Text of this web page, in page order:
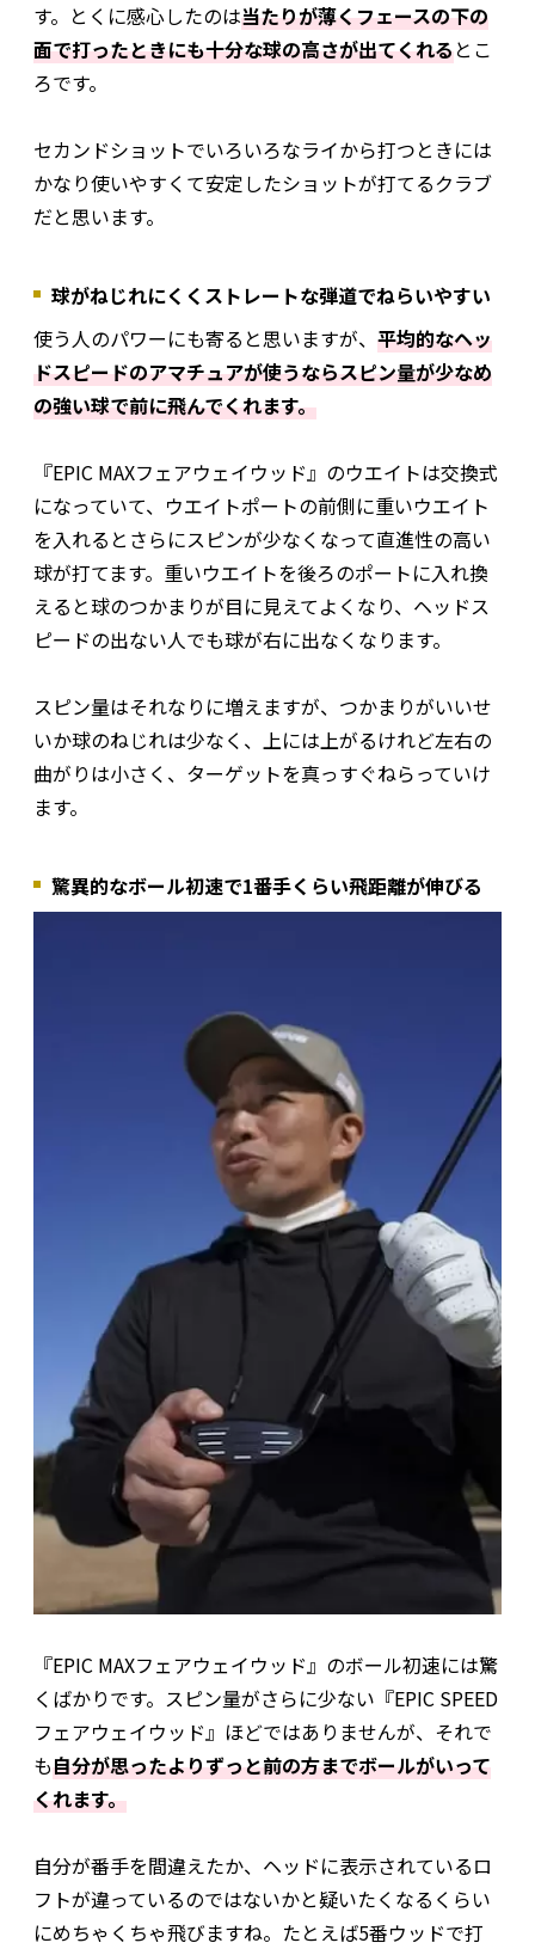
す。とくに感心したのは当たりが薄くフェースの下の
面で打ったときにも十分な球の高さが出てくれるとこ
ろです。
セカンドショットでいろいろなライから打つときには
かなり使いやすくて安定したショットが打てるクラブ
だと思います。
球がねじれにくくストレートな弾道でねらいやすい
使う人のパワーにも寄ると思いますが、 平均的なヘッ
ドスピードのアマチュアが使うならスピン量が少なめ
の強い球で前に飛んでくれます。
『EPIC MAXフェアウェイウッド』のウエイトは交換式
になっていて、ウエイトポートの前側に重いウエイト
を入れるとさらにスピンが少なくなって直進性の高い
球が打てます。重いウエイトを後ろのポートに入れ換
えると球のつかまりが目に見えてよくなり、ヘッドス
ピードの出ない人でも球が右に出なくなります。
スピン量はそれなりに増えますが、つかまりがいいせ
いか球のねじれは少なく、上には上がるけれど左右の
曲がりは小さく、ターゲットを真っすぐねらっていけ
ます。
驚異的なボール初速で1番手くらい飛距離が伸びる
『EPIC MAXフェアウェイウッド』のボール初速には驚
くばかりです。スピン量がさらに少ない『EPIC SPEED
フェアウェイウッド』ほどではありませんが、それで
も自分が思ったよりずっと前の方までボールがいって
くれます。
自分が番手を間違えたか、ヘッドに表示されているロ
フトが違っているのではないかと疑いたくなるくらい
にめちゃくちゃ飛びますね。たとえば5番ウッドで打